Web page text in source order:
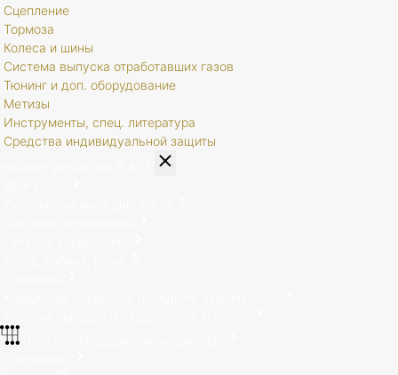
Сцепление
Тормоза
Колеса и шины
Система выпуска отработавших газов
Тюнинг и доп. оборудование
Метизы
Инструменты, спец. литература
Средства индивидуальной защиты